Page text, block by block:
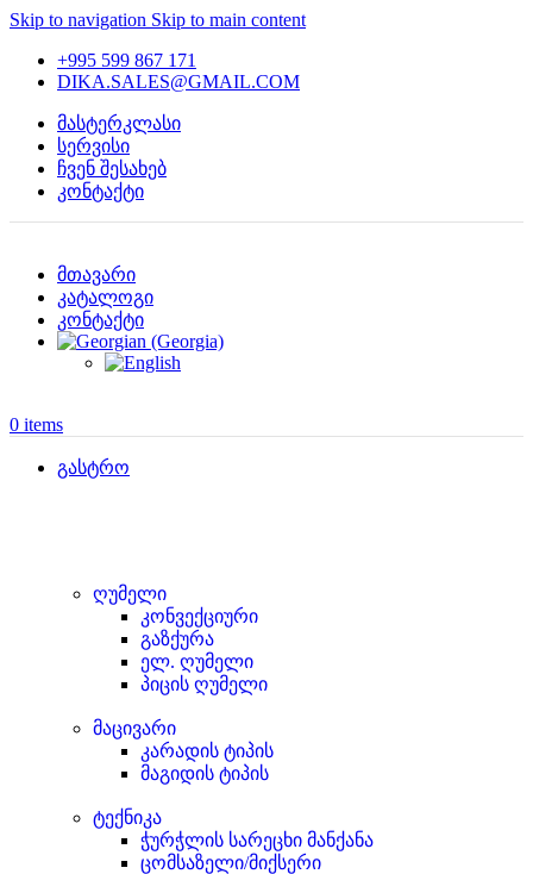
Skip to navigation Skip to main content
+995 599 867 171
DIKA.SALES@GMAIL.COM
მასტერკლასი
სერვისი
ჩვენ შესახებ
კონტაქტი
მთავარი
კატალოგი
კონტაქტი
0 items
გასტრო
ღუმელი
კონვექციური
გაზქურა
ელ. ღუმელი
პიცის ღუმელი
მაცივარი
კარადის ტიპის
მაგიდის ტიპის
ტექნიკა
ჭურჭლის სარეცხი მანქანა
ცომსაზელი/მიქსერი